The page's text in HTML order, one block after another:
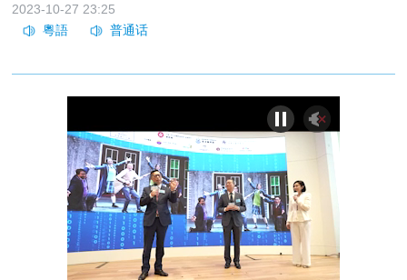
2023-10-27 23:25